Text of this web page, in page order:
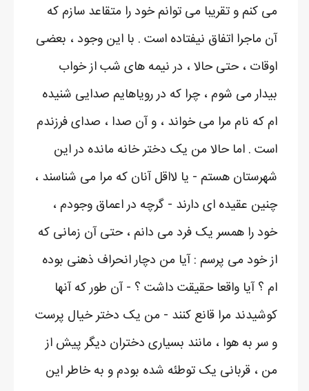
می کنم و تقریبا می توانم خود را متقاعد سازم که
آن ماجرا اتفاق نیفتاده است . با این وجود ، بعضی
اوقات ، حتی حالا ، در نیمه های شب از خواب
بیدار می شوم ، چرا که در رویاهایم صدایی شنیده
ام که نام مرا می خواند ، و آن صدا ، صدای فرزندم
است . اما حالا من یک دختر خانه مانده در این
شهرستان هستم - یا لااقل آنان که مرا می شناسند ،
چنین عقیده ای دارند - گرچه در اعماق وجودم ،
خود را همسر یک فرد می دانم ، حتی آن زمانی که
از خود می پرسم : آیا من دچار انحراف ذهنی بوده
ام ؟ آیا واقعا حقیقت داشت ؟ - آن طور که آنها
کوشیدند مرا قانع کنند - من یک دختر خیال پرست
و سر به هوا ، مانند بسیاری دختران دیگر پیش از
من ، قربانی یک توطئه شده بودم و به خاطر این